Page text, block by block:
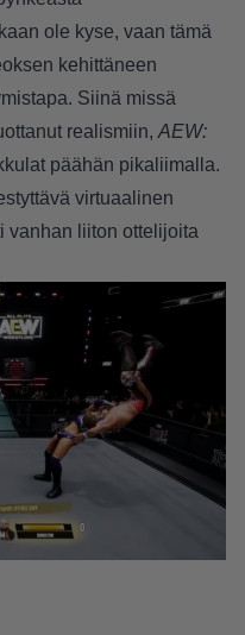
ole kyse, vaan tämä
kehittäneen
Siinä missä
realismiin, AEW:
päähän pikaliimalla.
virtuaalinen
vanhan liiton ottelijoita